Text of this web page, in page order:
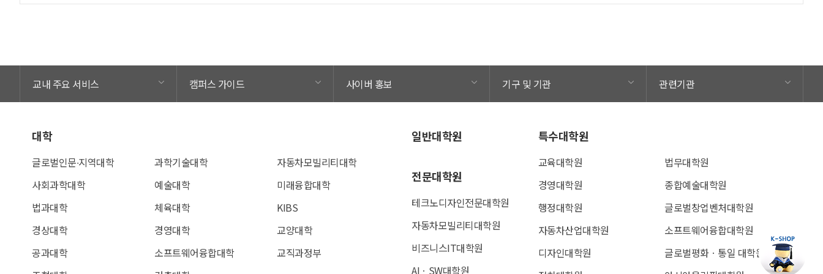
교내 주요 서비스 캠퍼스 가이드 사이버 홍보 기구 및 기관 관련기관
대학
글로벌인문∙지역대학
사회과학대학
법과대학
경상대학
공과대학
과학기술대학
예술대학
체육대학
경영대학
소프트웨어융합대학
자동차모빌리티대학
미래융합대학
KIBS
교양대학
교직과정부
일반대학원
전문대학원
테크노디자인전문대학원
자동차모빌리티대학원
비즈니스IT대학원
AIㆍSW대학원
특수대학원
교육대학원
경영대학원
행정대학원
자동차산업대학원
디자인대학원
법무대학원
종합예술대학원
글로벌창업벤처대학원
소프트웨어융합대학원
글로벌평화ㆍ통일 대학원